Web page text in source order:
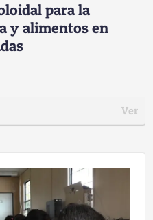
para la
y alimentos en
Ver